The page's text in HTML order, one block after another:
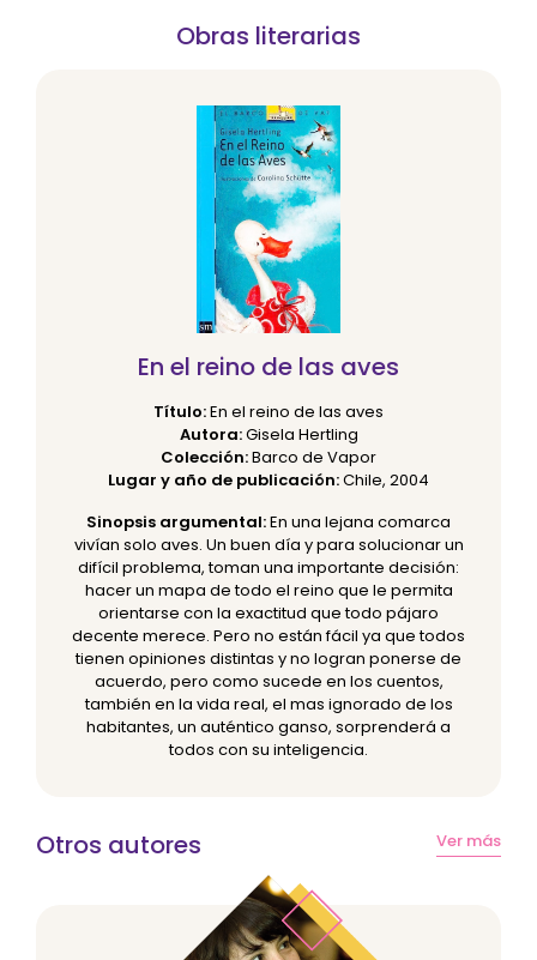
Obras literarias
En el reino de las aves
Título:En el reino de las aves
Autora:Gisela Hertling
Colección:Barco de Vapor
Lugar y año de publicación:Chile, 2004
Sinopsis argumental:En una lejana comarca
vivían solo aves. Un buen día y para solucionar un
difícil problema, toman una importante decisión:
hacer un mapa de todo el reino que le permita
orientarse con la exactitud que todo pájaro
decente merece. Pero no están fácil ya que todos
tienen opiniones distintas y no logran ponerse de
acuerdo, pero como sucede en los cuentos,
también en la vida real, el mas ignorado de los
habitantes, un auténtico ganso, sorprenderá a
todos con su inteligencia.
Otros autores Ver más